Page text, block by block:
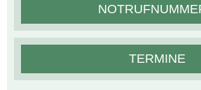
TERMINE